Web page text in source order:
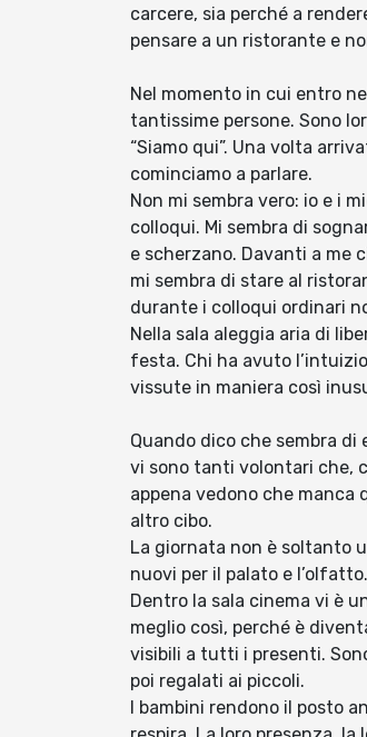
carcere, sia perché a
pensare a un ristorante e
Nel momento in cui entro
tantissime persone. Sono
“Siamo qui”. Una volta
cominciamo a parlare.
Non mi sembra vero: io e i
colloqui. Mi sembra di
e scherzano. Davanti a me
mi sembra di stare al
durante i colloqui ordinari
Nella sala aleggia aria di
festa. Chi ha avuto
vissute in maniera così
Quando dico che sembra
vi sono tanti volontari che,
appena vedono che manca
altro cibo.
La giornata non è soltanto
nuovi per il palato e l’olfatto.
Dentro la sala cinema vi è
meglio così, perché è
visibili a tutti i presenti.
poi regalati ai piccoli.
I bambini rendono il posto